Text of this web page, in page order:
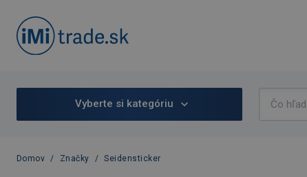
Vyberte si kategóriu
Domov / Značky / Seidensticker